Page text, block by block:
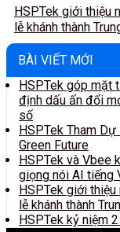
HSPTek giới thiệu
lễ khánh thành
BÀI VIẾT MỚI
HSPTek góp mặt
định dấu ấn đổi
số
HSPTek Tham
Green Future
HSPTek và Vbee
giọng nói AI tiếng
HSPTek giới
lễ khánh thành
HSPTek kỷ niệm